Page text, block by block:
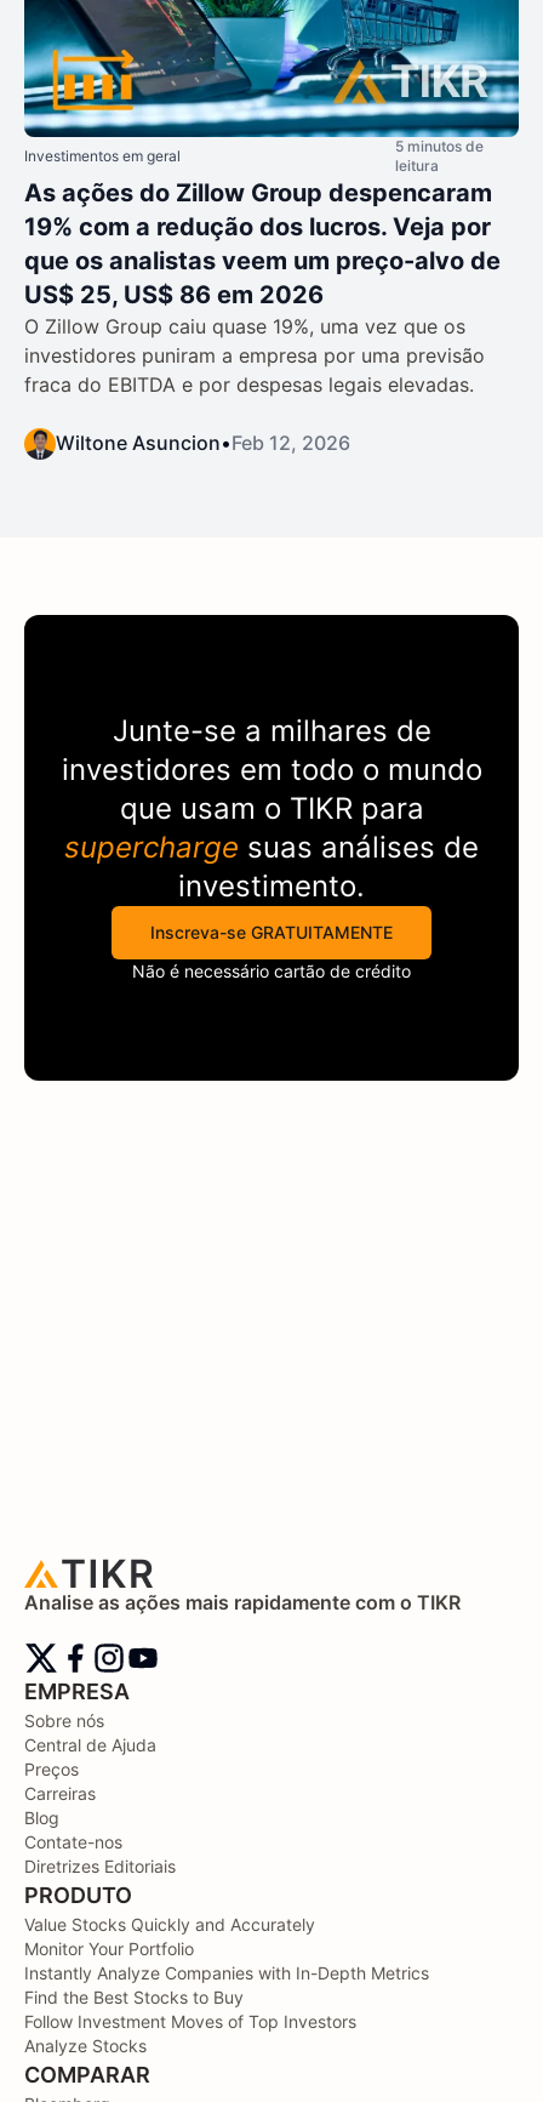
Investimentos em geral
5 minutos de
leitura
As ações do Zillow Group despencaram
19% com a redução dos lucros. Veja por
que os analistas veem um preço-alvo de
US$ 25, US$ 86 em 2026
O Zillow Group caiu quase 19%, uma vez que os
investidores puniram a empresa por uma previsão
fraca do EBITDA e por despesas legais elevadas.
Wiltone Asuncion•Feb 12, 2026
Junte-se a milhares de
investidores em todo o mundo
que usam o TIKRpara
supercharge suas análises de
investimento.
Inscreva-se GRATUITAMENTE
Não é necessário cartão de crédito
Analise as ações mais rapidamente com o TIKR
EMPRESA
Sobre nós
Central de Ajuda
Preços
Carreiras
Blog
Contate-nos
Diretrizes Editoriais
PRODUTO
Value Stocks Quickly and Accurately
Monitor Your Portfolio
Instantly Analyze Companies with In-Depth Metrics
Find the Best Stocks to Buy
Follow Investment Moves of Top Investors
Analyze Stocks
COMPARAR